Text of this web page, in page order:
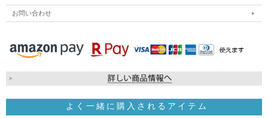
お問い合わせ
よく一緒に購入されるアイテム